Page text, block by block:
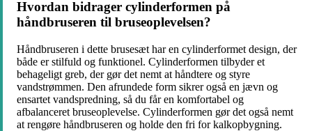
Hvordan bidrager cylinderformen på
håndbruseren til bruseoplevelsen?
Håndbruseren i dette brusesæt har en cylinderformet design, der
både er stilfuld og funktionel. Cylinderformen tilbyder et
behageligt greb, der gør det nemt at håndtere og styre
vandstrømmen. Den afrundede form sikrer også en jævn og
ensartet vandspredning, så du får en komfortabel og
afbalanceret bruseoplevelse. Cylinderformen gør det også nemt
at rengøre håndbruseren og holde den fri for kalkopbygning.